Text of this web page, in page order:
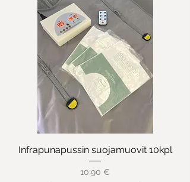
Infrapunapussin suojamuovit 10kpl
Hinta
10,90 €